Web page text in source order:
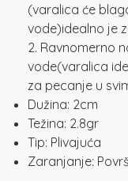
(varalica će
vode)idealno je
2. Ravnomerno
vode(varalica
za pecanje u
Dužina: 2cm
Težina: 2.8gr
Tip: Plivajuća
Zaranjanje: